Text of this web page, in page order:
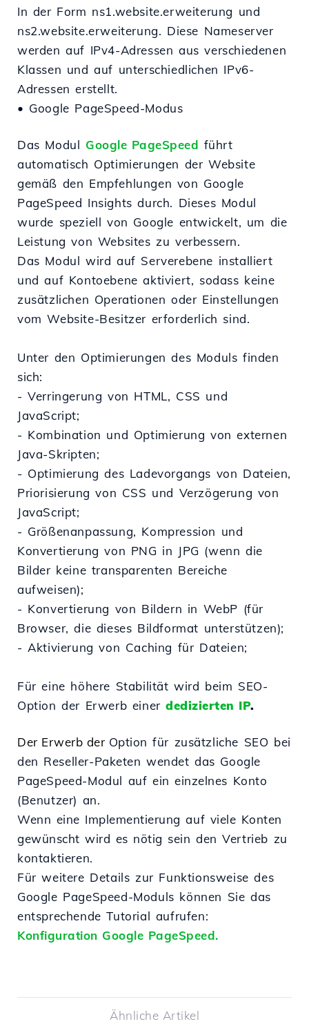
In der Form ns1.website.erweiterung und
ns2.website.erweiterung. Diese Nameserver
werden auf IPv4-Adressen aus verschiedenen
Klassen und auf unterschiedlichen IPv6-
Adressen erstellt.
• Google PageSpeed-Modus
Das Modul Google PageSpeed führt
automatisch Optimierungen der Website
gemäß den Empfehlungen von Google
PageSpeed Insights durch. Dieses Modul
wurde speziell von Google entwickelt, um die
Leistung von Websites zu verbessern.
Das Modul wird auf Serverebene installiert
und auf Kontoebene aktiviert, sodass keine
zusätzlichen Operationen oder Einstellungen
vom Website-Besitzer erforderlich sind.
Unter den Optimierungen des Moduls finden
sich:
- Verringerung von HTML, CSS und
JavaScript;
- Kombination und Optimierung von externen
Java-Skripten;
- Optimierung des Ladevorgangs von Dateien,
Priorisierung von CSS und Verzögerung von
JavaScript;
- Größenanpassung, Kompression und
Konvertierung von PNG in JPG (wenn die
Bilder keine transparenten Bereiche
aufweisen);
- Konvertierung von Bildern in WebP (für
Browser, die dieses Bildformat unterstützen);
- Aktivierung von Caching für Dateien;
Für eine höhere Stabilität wird beim SEO-
Option der Erwerb einerdedizierten IP.
Der Erwerb der Option für zusätzliche SEO bei
den Reseller-Paketenwendet das Google
PageSpeed-Modul auf eineinzelnes Konto
(Benutzer) an.
Wenn eine Implementierung auf viele Konten
gewünscht wird es nötig sein den Vertrieb zu
kontaktieren.
Für weitere Details zur Funktionsweise des
Google PageSpeed-Moduls können Sie das
entsprechende Tutorial aufrufen:
Konfiguration Google PageSpeed.
Ähnliche Artikel